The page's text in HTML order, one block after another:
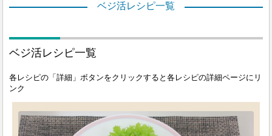
ベジ活レシピ一覧
ベジ活レシピ一覧
各レシピの「詳細」ボタンをクリックすると各レシピの詳細ページにリ
ンク